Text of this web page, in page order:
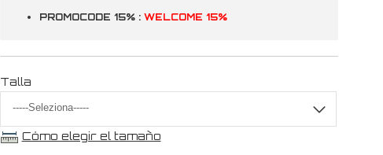
PROMOCODE 15% : WELCOME 15%
Talla
Cómo elegir el tamaño